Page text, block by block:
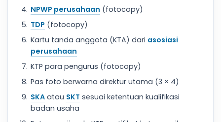
NPWP perusahaan (fotocopy)
TDP (fotocopy)
Kartu tanda anggota (KTA) dari asosiasi
perusahaan
KTP para pengurus (fotocopy)
Pas foto berwarna direktur utama (3 × 4)
SKA atau SKT sesuai ketentuan kualifikasi
badan usaha